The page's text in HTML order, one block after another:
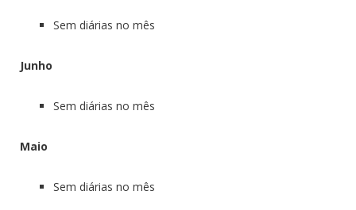
Sem diárias no mês
Junho
Sem diárias no mês
Maio
Sem diárias no mês